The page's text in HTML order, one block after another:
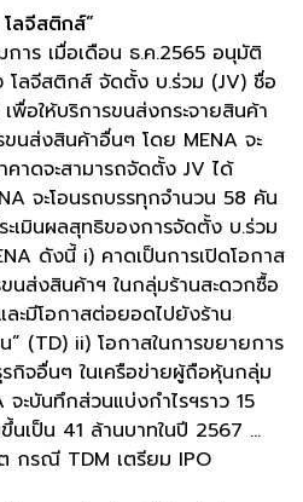
ลจีสติกส์”
การ เมื่อเดือน ธ.ค.2565 อนุมัติ
โลจีสติกส์ จัดตั้ง บ.ร่วม (JV) ชื่อ
อให้บริการขนส่งกระจายสินค้า
นส่งสินค้าอื่นๆ โดย MENA จะ
าดจะสามารถจัดตั้ง JV ได้
จะโอนรถบรรทุกจำนวน 58 คัน
ะเมินผลสุทธิของการจัดตั้ง บ.ร่วม
ดังนี้ i) คาดเป็นการเปิดโอกาส
นส่งสินค้าฯ ในกลุ่มร้านสะดวกซื้อ
ละมีโอกาสต่อยอดไปยังร้าน
(TD) ii) โอกาสในการขยายการ
กิจอื่นๆ ในเครือข่ายผู้ถือหุ้นกลุ่ม
จะบันทึกส่วนแบ่งกำไรฯราว 15
นเป็น 41 ล้านบาทในปี 2567 ...
กรณี TDM เตรียม IPO